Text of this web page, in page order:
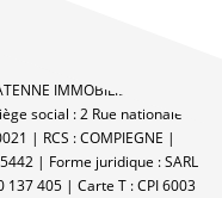
IMMOBILIER | Raison
social : 2 Rue nationale -
| RCS : COMPIEGNE |
| Forme juridique : SARL
137 405 | Carte T : CPI 6003